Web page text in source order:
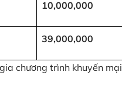
10,000,000
39,000,000
chương trình khuyến mại